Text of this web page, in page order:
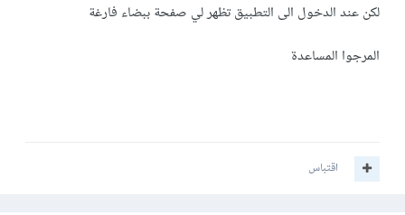
لكن عند الدخول الى التطبيق تظهر لي صفحة ببضاء فارغة
المرجوا المساعدة
اقتباس